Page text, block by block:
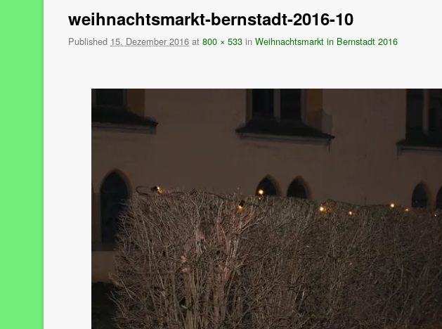
weihnachtsmarkt-bernstadt-2016-10
Published 15. Dezember 2016 at 800 × 533 in Weihnachtsmarkt in Bernstadt 2016